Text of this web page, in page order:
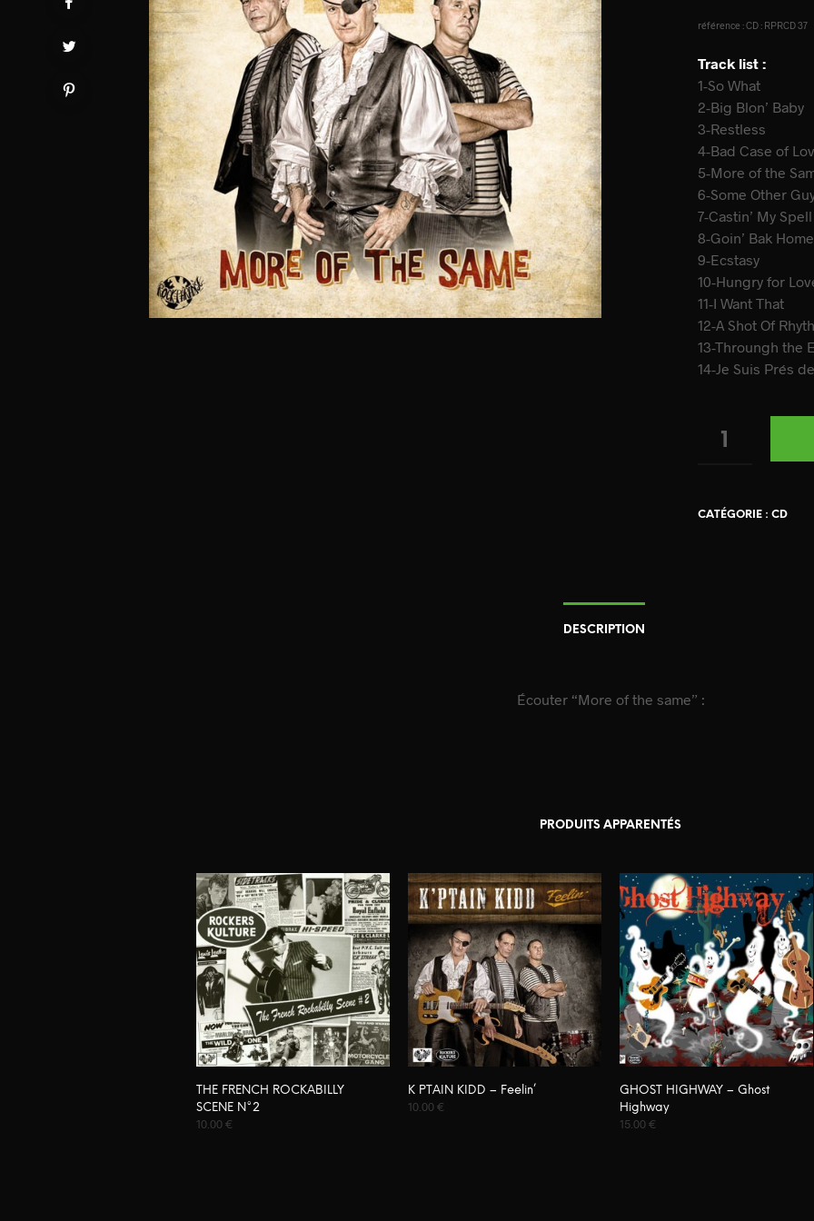
référence : CD : RPRCD 37
Track list :
1-So What
2-Big Blon’ Baby
3-Restless
4-Bad Case of
5-More of the
6-Some Other
7-Castin’ My Spell
8-Goin’ Bak Home
9-Ecstasy
10-Hungry for
11-I Want That
12-A Shot Of
13-Throungh the
14-Je Suis Prés
CATÉGORIE :CD
DESCRIPTION
Écouter “More of the same” :
PRODUITS APPARENTÉS
THE FRENCH ROCKABILLY
SCENE N°2
10.00€
K PTAIN KIDD – Feelin’
10.00€
GHOST HIGHWAY – Ghost
Highway
15.00€